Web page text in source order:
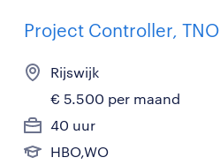
Project Controller, TNO
Rijswijk
€ 5.500 per maand
40 uur
HBO,WO